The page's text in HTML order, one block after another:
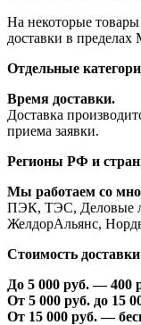
На некоторые
доставки в
Отдельные
Время доставки.
Доставка
приема заявки.
Регионы РФ и
Мы работаем со
ПЭК, ТЭС, Деловые
ЖелдорАльянс,
Стоимость
До 5 000 руб. —400
От 5 000 руб. до 15
От 15 000 руб. —